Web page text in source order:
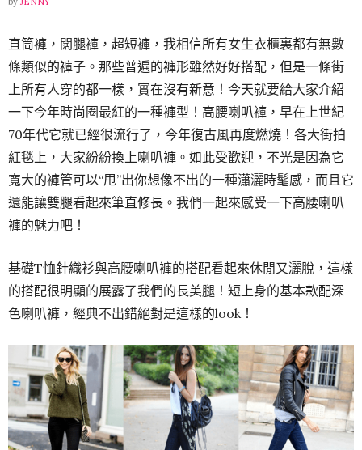
直筒褲，闊腿褲，超短褲，我相信所有女生衣櫃裏都有無數
條類似的褲子。那些普遍的褲形雖然好好搭配，但是一條街
上所有人穿的都一樣，實在沒有新意！今天就要給大家介紹
一下今年時尚圈最紅的一種褲型！高腰喇叭褲，早在上世紀
70年代它就已經很流行了，今年復古風再度燃燒！各大街拍
紅毯上，大家紛紛換上喇叭褲。如此受歡迎，不光是因為它
寬大的褲管可以“甩”出你想像不出的一種瀟灑時髦感，而且它
還能讓雙腿看起來筆直修長。我們一起來感受一下高腰喇叭
褲的魅力吧！
基礎T恤針織衫與高腰喇叭褲的搭配看起來休閒又灑脫，這樣
的搭配很明顯的展露了我們的長美腿！短上身的基本款配深
色喇叭褲，經典不出錯絕對是這樣的look！